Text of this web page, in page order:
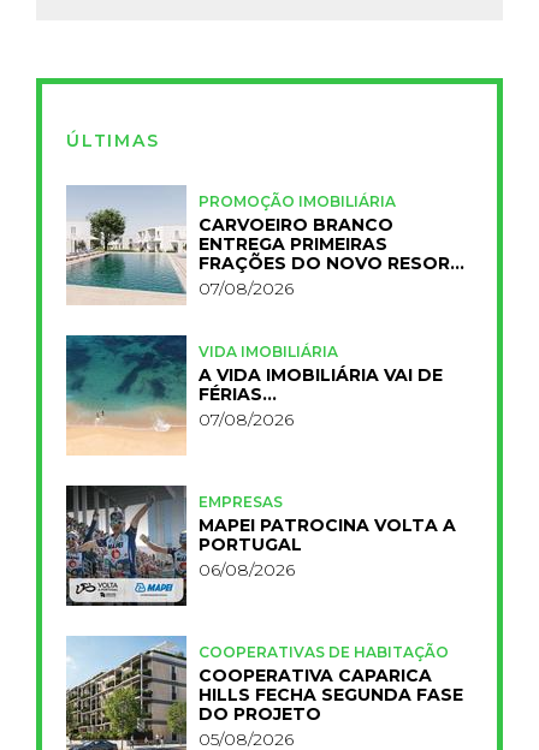
ÚLTIMAS
PROMOÇÃO IMOBILIÁRIA
CARVOEIRO BRANCO
ENTREGA PRIMEIRAS
FRAÇÕES DO NOVO RESORT
PRIMELIFE
07/08/2026
VIDA IMOBILIÁRIA
A VIDA IMOBILIÁRIA VAI DE
FÉRIAS…
07/08/2026
EMPRESAS
MAPEI PATROCINA VOLTA A
PORTUGAL
06/08/2026
COOPERATIVAS DE HABITAÇÃO
COOPERATIVA CAPARICA
HILLS FECHA SEGUNDA FASE
DO PROJETO
05/08/2026